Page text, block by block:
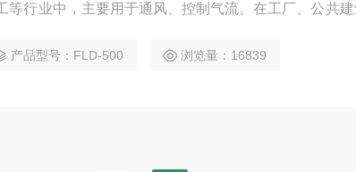
等行业中，主要用于通风、控制气流。在工厂、公共
控制。
产品型号：FLD-500 浏览量：16839